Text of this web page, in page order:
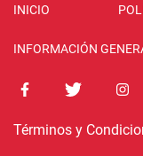
INICIO
INFORMACIÓN
Términos y